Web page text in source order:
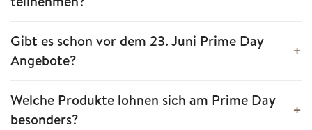
Gibt es schon vor dem 23. Juni Prime Day
Angebote?
Welche Produkte lohnen sich am Prime Day
besonders?